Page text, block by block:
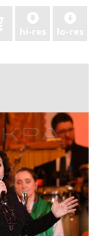
hi-res lo-res